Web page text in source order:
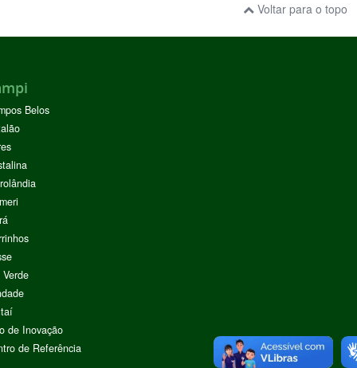
Voltar para o topo
Belos
de Inovação
de Referência